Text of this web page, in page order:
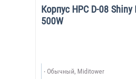
Корпус HPC D-08
500W
Обычный, Miditower